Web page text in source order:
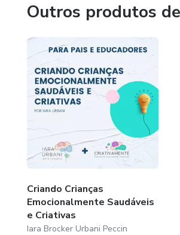
Outros produtos
Criando Crianças
Emocionalmente Saudáveis
e Criativas
Iara Brocker Urbani Peccin